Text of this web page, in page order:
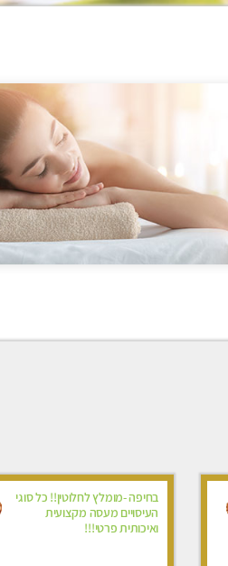
בחיפה -מומלץ לחלוטין!! כל סוגי
העיסויים מעסה מקצועית
ואיכותית פרטי!!!